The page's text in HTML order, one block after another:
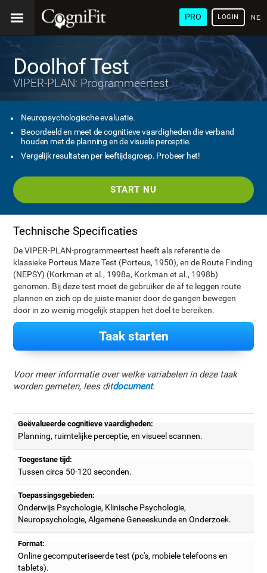
PRO LOGIN
Doolhof Test
VIPER-PLAN: Programmeertest
Neuropsychologische evaluatie.
Beoordeeld en meet de cognitieve vaardigheden die verband
houden met de planning en de visuele perceptie.
Vergelijk resultaten per leeftijdsgroep. Probeer het!
START NU
Technische Specificaties
De VIPER-PLAN-programmeertest heeft als referentie de
klassieke Porteus Maze Test (Porteus, 1950), en de Route Finding
(NEPSY) (Korkman et al., 1998a, Korkman et al., 1998b)
genomen. Bij deze test moet de gebruiker de af te leggen route
plannen en zich op de juiste manier door de gangen bewegen
door in zo weinig mogelijk stappen het doel te bereiken.
Taak starten
Voor meer informatie over welke variabelen in deze taak
worden gemeten, lees ditdocument.
Geëvalueerde cognitieve vaardigheden:
Planning, ruimtelijke perceptie, en visueel scannen.
Toegestane tijd:
Tussen circa 50-120 seconden.
Toepassingsgebieden:
Onderwijs Psychologie, Klinische Psychologie,
Neuropsychologie, Algemene Geneeskunde en Onderzoek.
Format:
Online gecomputeriseerde test (pc's, mobiele telefoons en
tablets).